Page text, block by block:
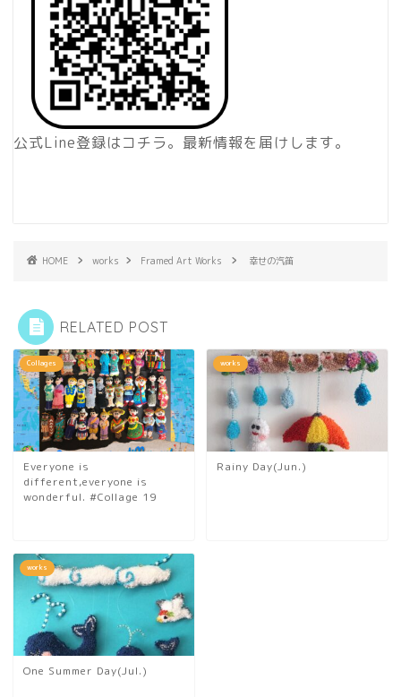
公式Line登録はコチラ。最新情報を届けします。
HOME works Framed Art Works 幸せの汽笛
RELATED POST
Collages
Everyone is
different,everyone is
wonderful. #Collage 19
works
Rainy Day(Jun.)
works
One Summer Day(Jul.)